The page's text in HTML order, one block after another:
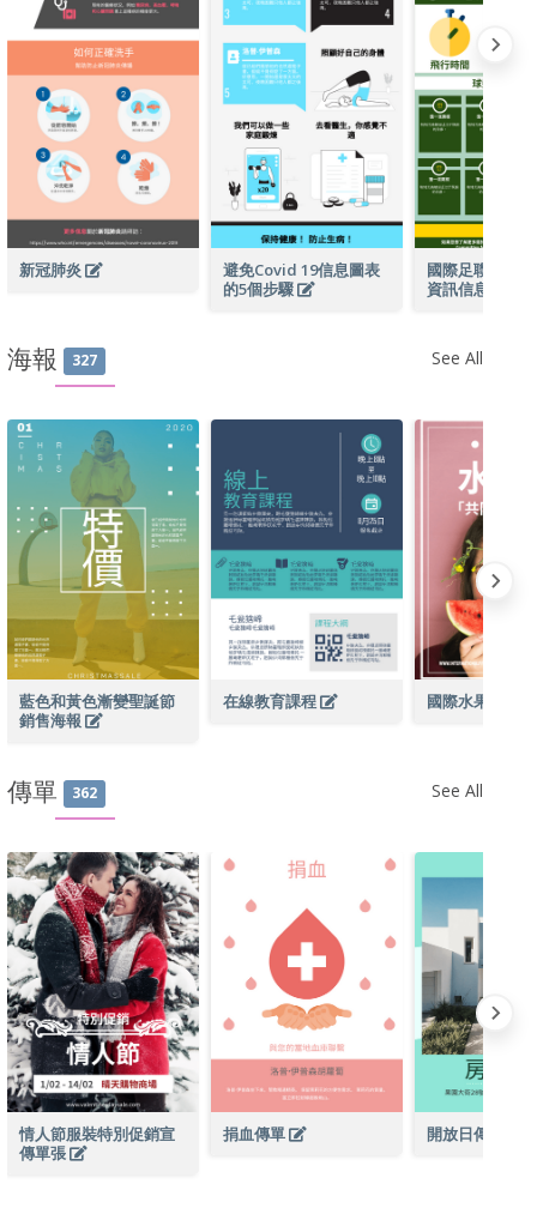
新冠肺炎
避免Covid 19信息圖表
的5個步驟
國際足聯卡塔
資訊信息圖表
海報 327 See All
藍色和黃色漸變聖誕節
銷售海報
在線教育課程 國際水果日攝
傳單 362 See All
情人節服裝特別促銷宣
傳單張
捐血傳單 開放日傳單